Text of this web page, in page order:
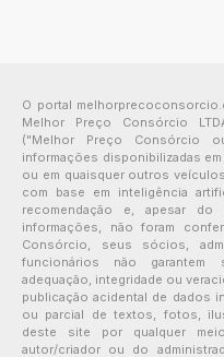
O portal
Melhor Preço Consórcio
("Melhor Preço Consórcio
informações disponibilizadas
ou em quaisquer outros
com base em inteligência
recomendação e, apesar
informações, não foram
Consórcio, seus sócios,
funcionários não garantem
adequação, integridade ou
publicação acidental de dados
ou parcial de textos, fotos,
deste site por qualquer
autor/criador ou do